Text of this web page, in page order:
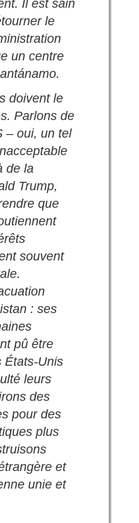
Il est sain
le
un centre
doivent le
Parlons de
– oui, un tel
de la
Trump,
que
souvent
: ses
pû être
États-Unis
leurs
des
pour des
plus
et
unie et